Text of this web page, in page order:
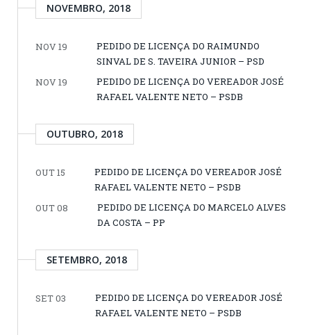
NOVEMBRO, 2018
NOV 19
PEDIDO DE LICENÇA DO RAIMUNDO
SINVAL DE S. TAVEIRA JUNIOR – PSD
NOV 19
PEDIDO DE LICENÇA DO VEREADOR JOSÉ
RAFAEL VALENTE NETO – PSDB
OUTUBRO, 2018
OUT 15
PEDIDO DE LICENÇA DO VEREADOR JOSÉ
RAFAEL VALENTE NETO – PSDB
OUT 08
PEDIDO DE LICENÇA DO MARCELO ALVES
DA COSTA – PP
SETEMBRO, 2018
SET 03
PEDIDO DE LICENÇA DO VEREADOR JOSÉ
RAFAEL VALENTE NETO – PSDB